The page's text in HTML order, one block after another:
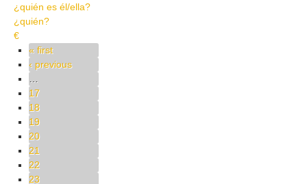
¿quién es él/ella?
¿quién?
€
Pages
« first
‹ previous
17
18
19
20
21
22
23